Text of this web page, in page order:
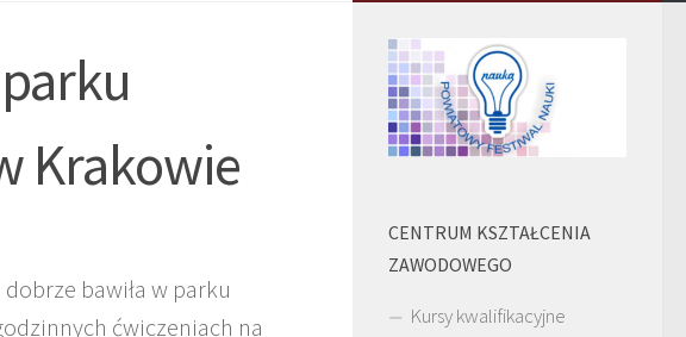
Krakowie
bawiła w parku
ćwiczeniach na
CENTRUM KSZTAŁCENIA
ZAWODOWEGO
Kursy kwalifikacyjne